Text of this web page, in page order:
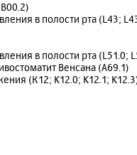
в полости рта (L43;
в полости рта (L51.0;
Венсана (А69.1)
(К12; K12.0; K12.1;